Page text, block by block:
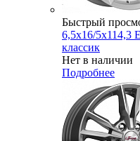
Быстрый
6,5x16/5x114,3
классик
Нет в наличии
Подробнее